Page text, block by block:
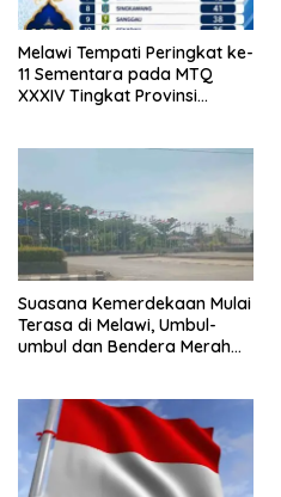
Melawi Tempati Peringkat ke-
11 Sementara pada MTQ
XXXIV Tingkat Provinsi
Suasana Kemerdekaan Mulai
Terasa di Melawi, Umbul-
umbul dan Bendera Merah